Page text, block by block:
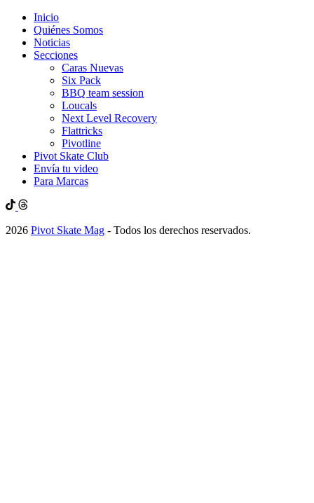
Inicio
Quiénes Somos
Noticias
Secciones
Caras Nuevas
Six Pack
BBQ team session
Loucals
Next Level Recovery
Flattricks
Pivotline
Pivot Skate Club
Envía tu video
Para Marcas
2026 Pivot Skate Mag - Todos los derechos reservados.